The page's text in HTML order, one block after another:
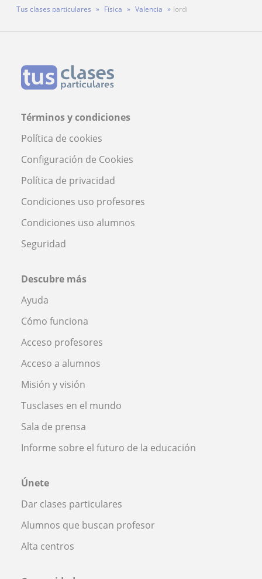
Tus clases particulares Física Valencia Jordi
Términos y condiciones
Política de cookies
Configuración de Cookies
Política de privacidad
Condiciones uso profesores
Condiciones uso alumnos
Seguridad
Descubre más
Ayuda
Cómo funciona
Acceso profesores
Acceso a alumnos
Misión y visión
Tusclases en el mundo
Sala de prensa
Informe sobre el futuro de la educación
Únete
Dar clases particulares
Alumnos que buscan profesor
Alta centros